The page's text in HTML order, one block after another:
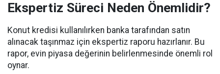
Ekspertiz Süreci Neden Önemlidir?
Konut kredisi kullanılırken banka tarafından satın
alınacak taşınmaz için ekspertiz raporu hazırlanır. Bu
rapor, evin piyasa değerinin belirlenmesinde önemli rol
oynar.